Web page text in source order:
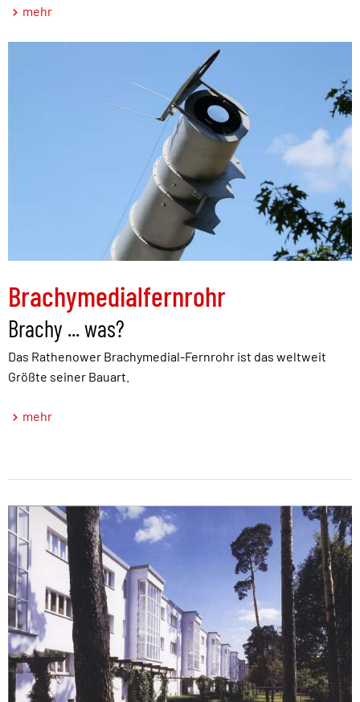
mehr
Brachymedialfernrohr
Brachy ... was?
Das Rathenower Brachymedial-Fernrohr ist das weltweit
Größte seiner Bauart.
mehr